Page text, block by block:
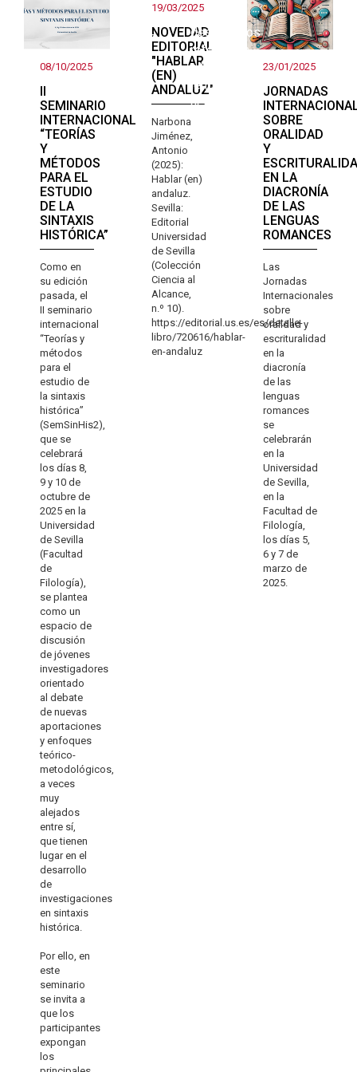
andaluz
estudios
descriptivos
referentes
a la
lengua
actual
08/10/2025
II
SEMINARIO
INTERNACIONAL
“TEORÍAS
Y
MÉTODOS
PARA EL
ESTUDIO
DE LA
SINTAXIS
HISTÓRICA”
Como en
su edición
pasada, el
II seminario
internacional
“Teorías y
métodos
para el
estudio de
la sintaxis
histórica”
(SemSinHis2),
que se
celebrará
los días 8,
9 y 10 de
octubre de
2025 en la
Universidad
de Sevilla
(Facultad
de
Filología),
se plantea
como un
espacio de
discusión
de jóvenes
investigadores
orientado
al debate
de nuevas
aportaciones
y enfoques
teórico-
metodológicos,
a veces
muy
alejados
entre sí,
que tienen
lugar en el
desarrollo
de
investigaciones
en sintaxis
histórica.
Por ello, en
este
seminario
se invita a
que los
participantes
expongan
los
19/03/2025
NOVEDAD
EDITORIAL
"HABLAR
(EN)
ANDALUZ"
Narbona
Jiménez,
Antonio
(2025):
Hablar (en)
andaluz.
Sevilla:
Editorial
Universidad
de Sevilla
(Colección
Ciencia al
Alcance,
n.º 10).
https://editorial.us.es/es/detalle-
libro/720616/hablar-
en-andaluz
23/01/2025
JORNADAS
SOBRE
ORALIDAD
Y
EN LA
DIACRONÍA
DE LAS
LENGUAS
ROMANCES
Las
Jornadas
Internacionales
sobre
oralidad y
escrituralidad
en la
diacronía
de las
lenguas
romances
se
celebrarán
en la
Universidad
de Sevilla,
en la
Facultad de
Filología,
los días 5,
6 y 7 de
marzo de
2025.